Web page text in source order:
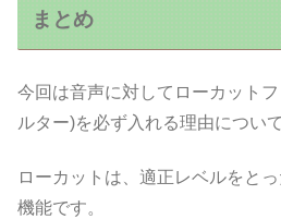
まとめ
今回は音声に対してローカット
ルター)を必ず入れる理由につい
ローカットは、適正レベルをと
機能です。